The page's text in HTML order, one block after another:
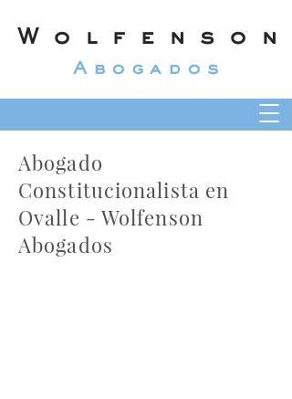
Wolfenson
Abogados
Abogado
Constitucionalista en
Ovalle - Wolfenson
Abogados